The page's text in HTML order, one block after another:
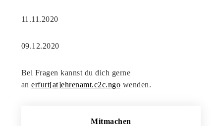
11.11.2020
09.12.2020
Bei Fragen kannst du dich gerne
anerfurt[at]ehrenamt.c2c.ngo wenden.
Mitmachen